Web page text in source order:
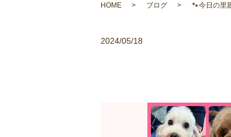
HOME ブログ 🐾今日の里
2024/05/18